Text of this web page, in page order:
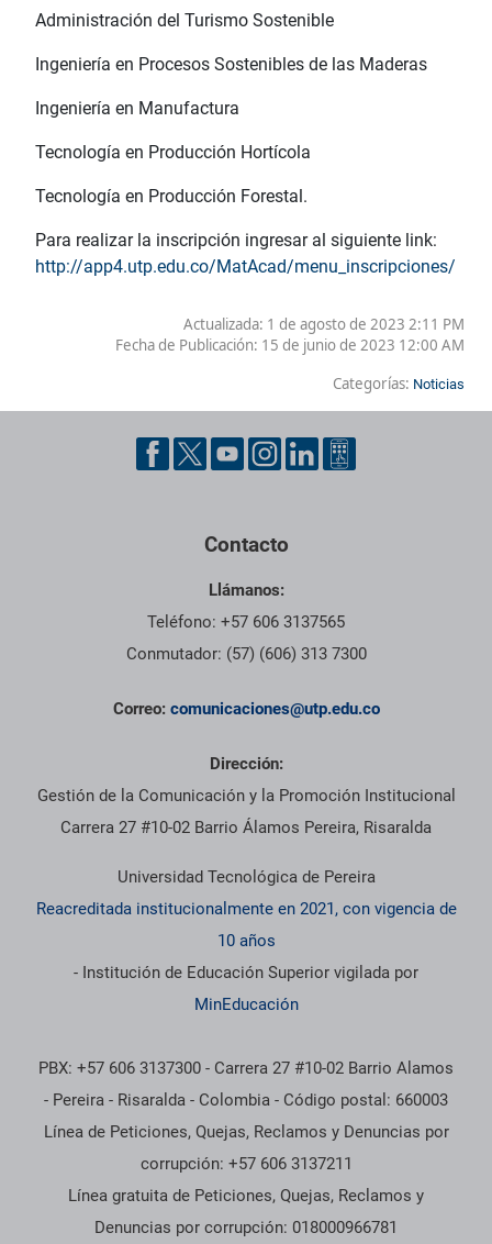
Administración del Turismo Sostenible
Ingeniería en Procesos Sostenibles de las Maderas
Ingeniería en Manufactura
Tecnología en Producción Hortícola
Tecnología en Producción Forestal.
Para realizar la inscripción ingresar al siguiente link:
http://app4.utp.edu.co/MatAcad/menu_inscripciones/
Actualizada: 1 de agosto de 2023 2:11 PM
Fecha de Publicación: 15 de junio de 2023 12:00 AM
Categorías: Noticias
Contacto
Llámanos:
Teléfono: +57 606 3137565
Conmutador: (57) (606) 313 7300
Correo: comunicaciones@utp.edu.co
Dirección:
Gestión de la Comunicación y la Promoción Institucional
Carrera 27 #10-02 Barrio Álamos Pereira, Risaralda
Universidad Tecnológica de Pereira
Reacreditada institucionalmente en 2021, con vigencia de
10 años
- Institución de Educación Superior vigilada por
MinEducación
PBX: +57 606 3137300 - Carrera 27 #10-02 Barrio Alamos
- Pereira - Risaralda - Colombia - Código postal: 660003
Línea de Peticiones, Quejas, Reclamos y Denuncias por
corrupción: +57 606 3137211
Línea gratuita de Peticiones, Quejas, Reclamos y
Denuncias por corrupción: 018000966781